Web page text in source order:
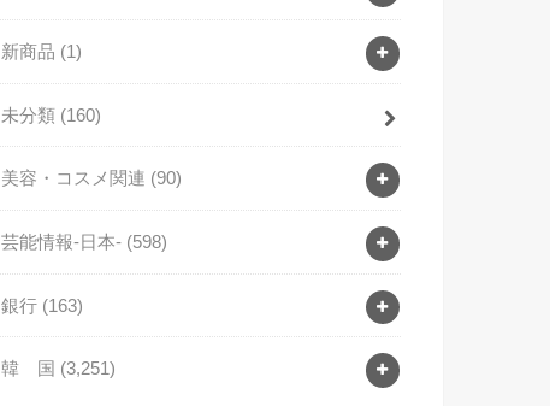
新商品 (1)
未分類 (160)
美容・コスメ関連 (90)
芸能情報-日本- (598)
銀行 (163)
韓 国 (3,251)